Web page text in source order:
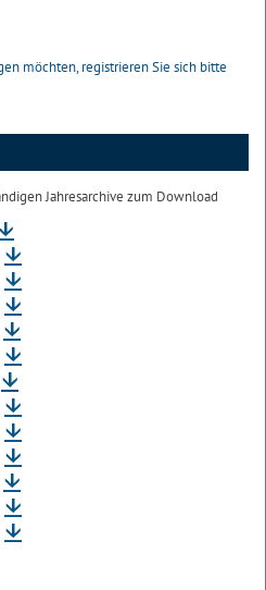
möchten, registrieren Sie sich bitte
Jahresarchive zum Download